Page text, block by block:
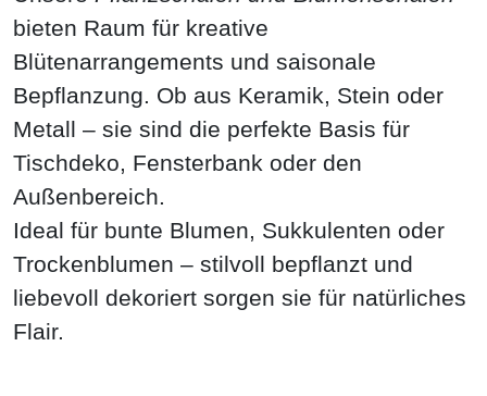
bieten Raum für kreative
Blütenarrangements und saisonale
Bepflanzung. Ob aus Keramik, Stein oder
Metall – sie sind die perfekte Basis für
Tischdeko, Fensterbank oder den
Außenbereich.
Ideal für bunte Blumen, Sukkulenten oder
Trockenblumen – stilvoll bepflanzt und
liebevoll dekoriert sorgen sie für natürliches
Flair.